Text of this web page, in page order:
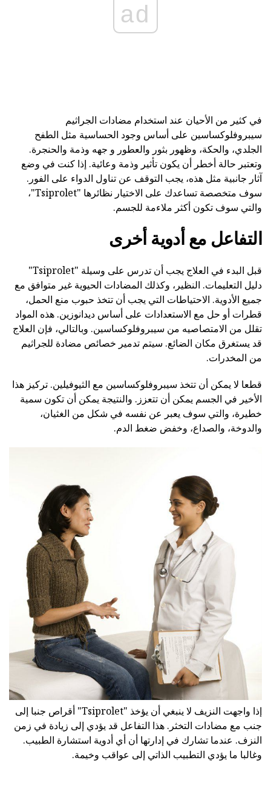
ad
في كثير من الأحيان عند استخدام مضادات الجراثيم
سيبروفلوكساسين على أساس وجود الحساسية مثل الطفح
الجلدي، والحكة، وظهور بثور والعطور و جهه وذمة والحنجرة.
وتعتبر حالة أخطر أن يكون تأثير وذمة وعائية. إذا كنت في وضع
آثار جانبية مثل هذه، يجب التوقف عن تناول الدواء على الفور.
سوف متخصصة تساعدك على الاختيار نظائرها "Tsiprolet"،
والتي سوف تكون أكثر ملاءمة للجسم.
التفاعل مع أدوية أخرى
قبل البدء في العلاج يجب أن تدرس على وسيلة "Tsiprolet"
دليل التعليمات. النظير، وكذلك المضادات الحيوية غير متوافق مع
جميع الأدوية. الاحتياطات التي يجب أن تتخذ حبوب منع الحمل،
قطرات أو حل مع الاستعدادات على أساس ديدانوزين. هذه المواد
تقلل من الامتصاصيه من سيبروفلوكساسين. وبالتالي، فإن العلاج
قد يستغرق مكان الضائع. سيتم تدمير خصائص مضادة للجراثيم
من المخدرات.
قطعا لا يمكن أن تتخذ سيبروفلوكساسين مع الثيوفيلين. تركيز هذا
الأخير في الجسم يمكن أن تتعزز. والنتيجة يمكن أن تكون سمية
خطيرة، والتي سوف يعبر عن نفسه في شكل من الغثيان،
والدوخة، والصداع، وخفض ضغط الدم.
إذا واجهت النزيف لا ينبغي أن يؤخذ "Tsiprolet" أقراص جنبا إلى
جنب مع مضادات التخثر. هذا التفاعل قد يؤدي إلى زيادة في زمن
النزف. عندما تشارك في إدارتها أن أي أدوية استشارة الطبيب.
وغالبا ما يؤدي التطبيب الذاتي إلى عواقب وخيمة.